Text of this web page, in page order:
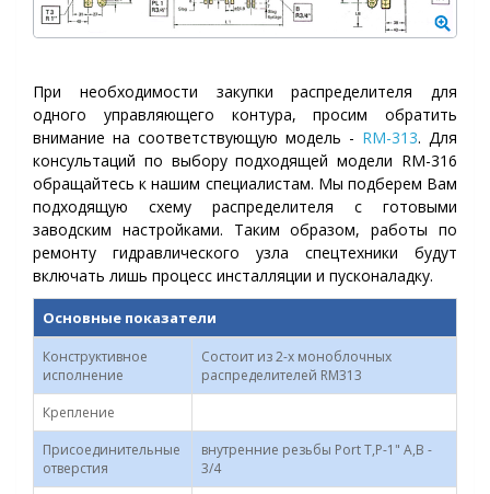
При необходимости закупки распределителя для
одного управляющего контура, просим обратить
внимание на соответствующую модель - RM-313. Для
консультаций по выбору подходящей модели RM-316
обращайтесь к нашим специалистам. Мы подберем Вам
подходящую схему распределителя с готовыми
заводским настройками. Таким образом, работы по
ремонту гидравлического узла спецтехники будут
включать лишь процесс инсталляции и пусконаладку.
Основные показатели
Конструктивное
исполнение
Состоит из 2-х моноблочных
распределителей RM313
Крепление
Присоединительные
отверстия
внутренние резьбы Port T,P-1" А,В -
3/4